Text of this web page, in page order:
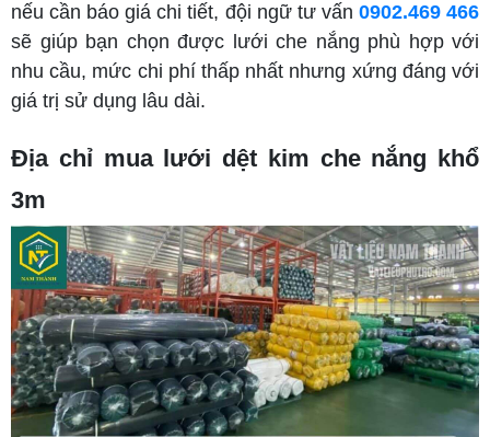
nếu cần báo giá chi tiết, đội ngữ tư vấn 0902.469 466
sẽ giúp bạn chọn được lưới che nắng phù hợp với
nhu cầu, mức chi phí thấp nhất nhưng xứng đáng với
giá trị sử dụng lâu dài.
Địa chỉ mua lưới dệt kim che nắng khổ
3m